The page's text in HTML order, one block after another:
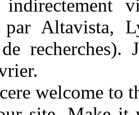
par Altavista,
welcome to